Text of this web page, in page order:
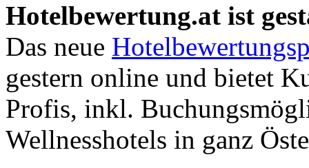
Hotelbewertung.at ist
Das neue
gestern online und bietet
Profis, inkl.
Wellnesshotels in ganz